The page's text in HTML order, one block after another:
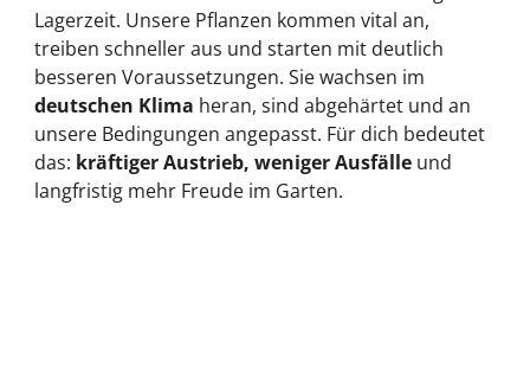
Lagerzeit. Unsere Pflanzen kommen vital an,
treiben schneller aus und starten mit deutlich
besseren Voraussetzungen. Sie wachsen im
deutschen Klima heran, sind abgehärtet und an
unsere Bedingungen angepasst. Für dich bedeutet
das: kräftiger Austrieb, weniger Ausfälle und
langfristig mehr Freude im Garten.